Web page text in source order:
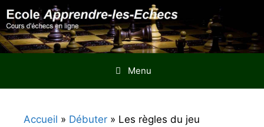
Aller
au
contenu
Menu
Accueil » Débuter » Les règles du jeu